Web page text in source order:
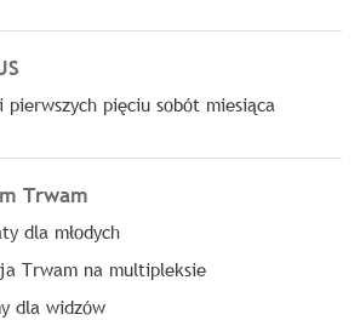
pierwszych pięciu sobót miesiąca
Trwam
dla młodych
Trwam na multipleksie
dla widzów